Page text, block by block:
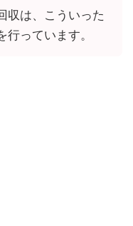
収は、こういった
行っています。